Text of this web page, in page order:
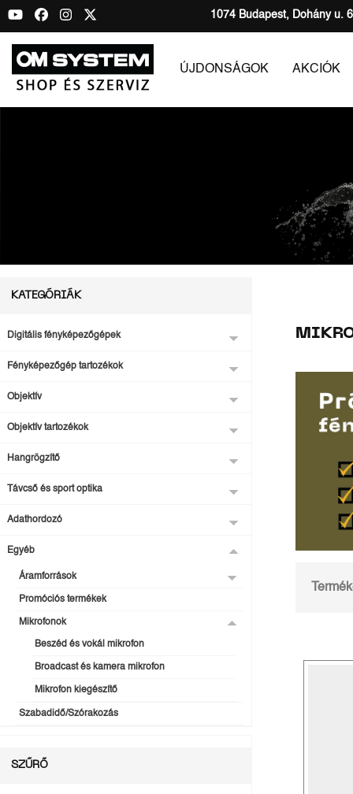
1074 Budapest, Dohány u.
ÚJDONSÁGOK AKCIÓK
KATEGÓRIÁK
Digitális fényképezőgépek
Fényképezőgép tartozékok
Objektív
Objektív tartozékok
Hangrögzítő
Távcső és sport optika
Adathordozó
Egyéb
Áramforrások
Promóciós termékek
Mikrofonok
Beszéd és vokál mikrofon
Broadcast és kamera mikrofon
Mikrofon kiegészítő
Szabadidő/Szórakozás
SZŰRŐ